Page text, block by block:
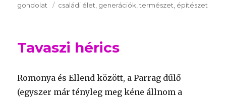
gondolat
Kulcsszavak
családi élet generációk természet építészet
Tavaszi hérics
Romonya és Ellend között, a Parrag dűlő
(egyszer már tényleg meg kéne állnom a